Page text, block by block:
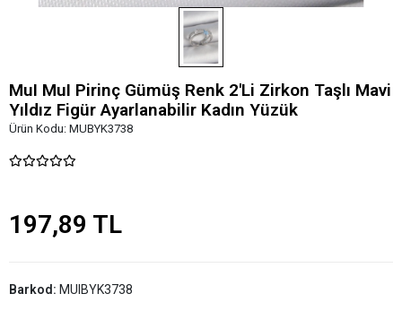
MuI MuI Pirinç Gümüş Renk 2'Li Zirkon Taşlı Mavi
Yıldız Figür Ayarlanabilir Kadın Yüzük
Ürün Kodu: MUBYK3738
197,89 TL
Barkod: MUIBYK3738